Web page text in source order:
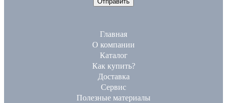
Главная
О компании
Каталог
Как купить?
Доставка
Сервис
Полезные материалы